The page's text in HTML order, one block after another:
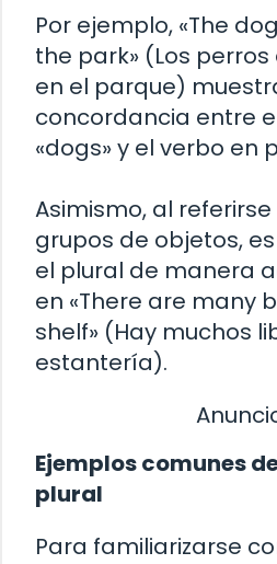
Por ejemplo, «The
the park» (Los
en el parque)
concordancia entre
«dogs» y el verbo en
Asimismo, al
grupos de objetos,
el plural de manera
en «There are many
shelf» (Hay muchos
estantería).
Ejemplos comunes
plural
Para familiarizarse